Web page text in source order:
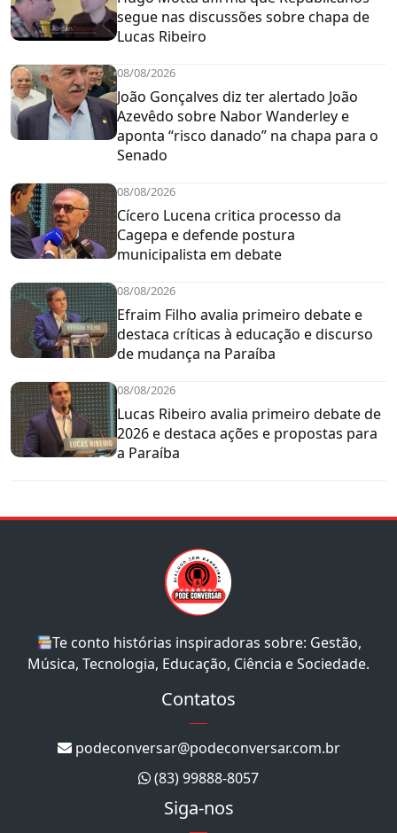
segue nas discussões sobre chapa de
Lucas Ribeiro
08/08/2026
João Gonçalves diz ter alertado João
Azevêdo sobre Nabor Wanderley e
aponta “risco danado” na chapa para o
Senado
08/08/2026
Cícero Lucena critica processo da
Cagepa e defende postura
municipalista em debate
08/08/2026
Efraim Filho avalia primeiro debate e
destaca críticas à educação e discurso
de mudança na Paraíba
08/08/2026
Lucas Ribeiro avalia primeiro debate de
2026 e destaca ações e propostas para
a Paraíba
Te conto histórias inspiradoras sobre: Gestão,
Música, Tecnologia, Educação, Ciência e Sociedade.
Contatos
podeconversar@podeconversar.com.br
(83) 99888-8057
Siga-nos